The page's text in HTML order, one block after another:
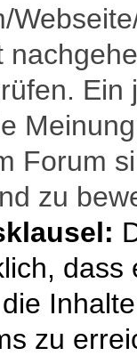
Forum
zu
zu